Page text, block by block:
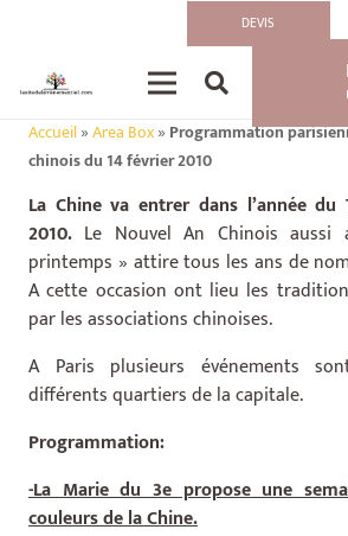
DEVIS
Accueil»Area Box» Programmation
chinois du 14 février 2010
La Chine va entrer dans l’année
2010. Le Nouvel An Chinois
printemps » attire tous les ans de
A cette occasion ont lieu les
par les associations chinoises.
A Paris plusieurs événements
différents quartiers de la capitale.
Programmation:
-La Marie du 3e propose une
couleurs de la Chine.